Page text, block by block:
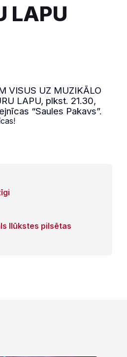
LAPU
VISUS UZ MUZIKĀLO
LAPU, plkst. 21.30,
“Saules Pakavs”.
Ilūkstes pilsētas